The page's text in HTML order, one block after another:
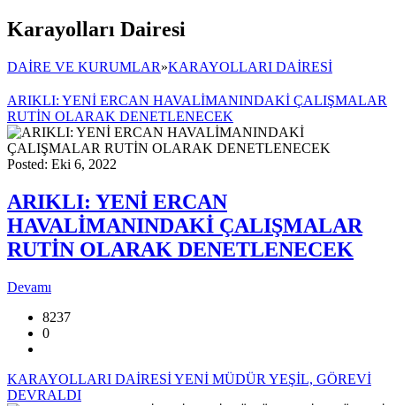
Karayolları Dairesi
DAİRE VE KURUMLAR»KARAYOLLARI DAİRESİ
ARIKLI: YENİ ERCAN HAVALİMANINDAKİ ÇALIŞMALAR
RUTİN OLARAK DENETLENECEK
Posted: Eki 6, 2022
ARIKLI: YENİ ERCAN
HAVALİMANINDAKİ ÇALIŞMALAR
RUTİN OLARAK DENETLENECEK
Devamı
8237
0
KARAYOLLARI DAİRESİ YENİ MÜDÜR YEŞİL, GÖREVİ
DEVRALDI